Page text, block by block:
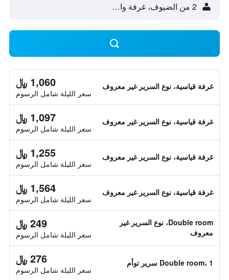
2 من الضيوف، غرفة واحدة
غرفة قياسية، نوع السرير غير معروف 1,060 ﷼
سعر الليلة شامل الرسوم
غرفة قياسية، نوع السرير غير معروف 1,097 ﷼
سعر الليلة شامل الرسوم
غرفة قياسية، نوع السرير غير معروف 1,255 ﷼
سعر الليلة شامل الرسوم
غرفة قياسية، نوع السرير غير معروف 1,564 ﷼
سعر الليلة شامل الرسوم
Double room، نوع السرير غير
معروف
249 ﷼
سعر الليلة شامل الرسوم
Double room، 1 سرير توأم 276 ﷼
سعر الليلة شامل الرسوم